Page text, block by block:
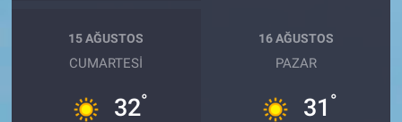
15 AĞUSTOS
CUMARTESI
32°
16 AĞUSTOS
PAZAR
31 °